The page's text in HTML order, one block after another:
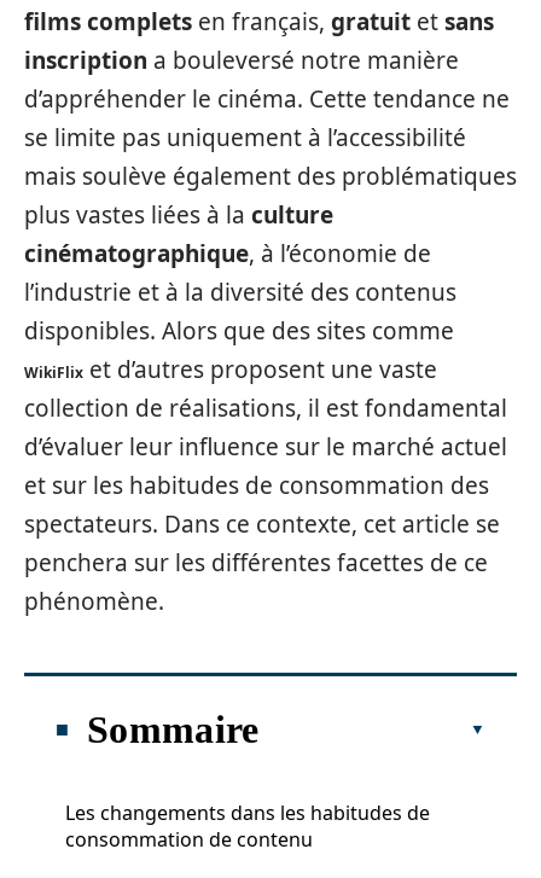
films complets en français, gratuit etsans
inscription a bouleversé notre manière
d’appréhender le cinéma. Cette tendance ne
se limite pas uniquement à l’accessibilité
mais soulève également des problématiques
plus vastes liées à la culture
cinématographique, à l’économie de
l’industrie et à la diversité des contenus
disponibles. Alors que des sites comme
WikiFlix et d’autres proposent une vaste
collection de réalisations, il est fondamental
d’évaluer leur influence sur le marché actuel
et sur les habitudes de consommation des
spectateurs. Dans ce contexte, cet article se
penchera sur les différentes facettes de ce
phénomène.
Sommaire
Les changements dans les habitudes de
consommation de contenu